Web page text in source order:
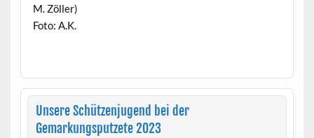
M. Zöller)
Foto: A.K.
Unsere Schützenjugend bei der
Gemarkungsputzete 2023